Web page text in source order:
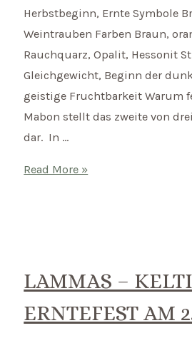
Herbstbeginn, Ernte Symbole
Weintrauben Farben Braun,
Rauchquarz, Opalit, Hessonit
Gleichgewicht, Beginn der
geistige Fruchtbarkeit Warum
Mabon stellt das zweite von
dar. In …
Mabon
am
23.
September
Read More »
LAMMAS –
ERNTEFEST AM